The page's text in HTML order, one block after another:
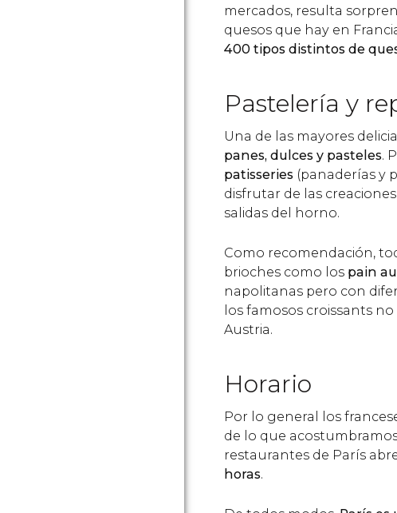
mercados, resulta
quesos que hay en
400 tipos distintos de
Pastelería y
Una de las mayores
panes, dulces y pasteles.
patisseries (panaderías y
disfrutar de las
salidas del horno.
Como recomendación,
brioches como los pain
napolitanas pero con
los famosos croissants
Austria.
Horario
Por lo general los
de lo que
restaurantes de París
horas.